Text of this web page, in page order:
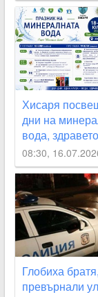
Хисаря
дни на
вода,
превенцията
08:30,
Глобиха братя,
превърнали